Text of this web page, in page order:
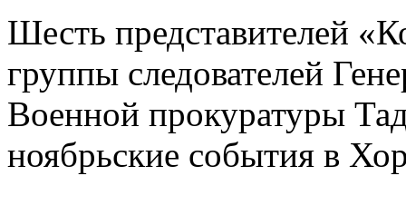
Шесть представителей
группы следователей
Военной прокуратуры
ноябрьские события в